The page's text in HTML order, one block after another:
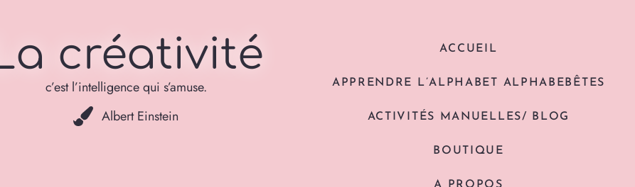
créativité
c’est l’intelligence qui s’amuse.
Albert Einstein
ACCUEIL
APPRENDRE L’ALPHABET ALPHABEBÊTES
ACTIVITÉS MANUELLES/ BLOG
BOUTIQUE